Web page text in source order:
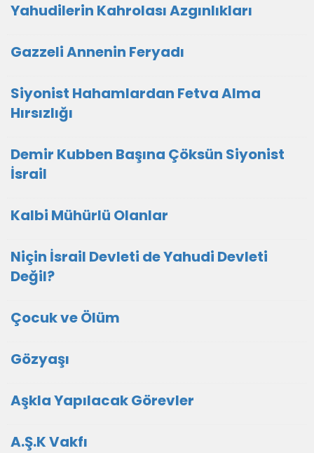
Yahudilerin Kahrolası Azgınlıkları
Gazzeli Annenin Feryadı
Siyonist Hahamlardan Fetva Alma
Hırsızlığı
Demir Kubben Başına Çöksün Siyonist
İsrail
Kalbi Mühürlü Olanlar
Niçin İsrail Devleti de Yahudi Devleti
Değil?
Çocuk ve Ölüm
Gözyaşı
Aşkla Yapılacak Görevler
A.Ş.K Vakfı